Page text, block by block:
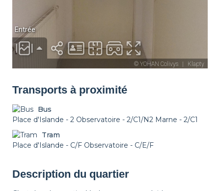
Transports à proximité
Bus
Place d'Islande - 2 Observatoire - 2/C1/N2 Marne - 2/C1
Tram
Place d'Islande - C/F Observatoire - C/E/F
Description du quartier